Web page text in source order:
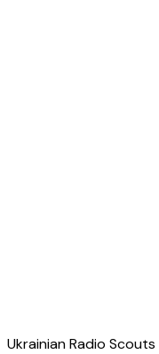
Ukrainian Radio Scouts